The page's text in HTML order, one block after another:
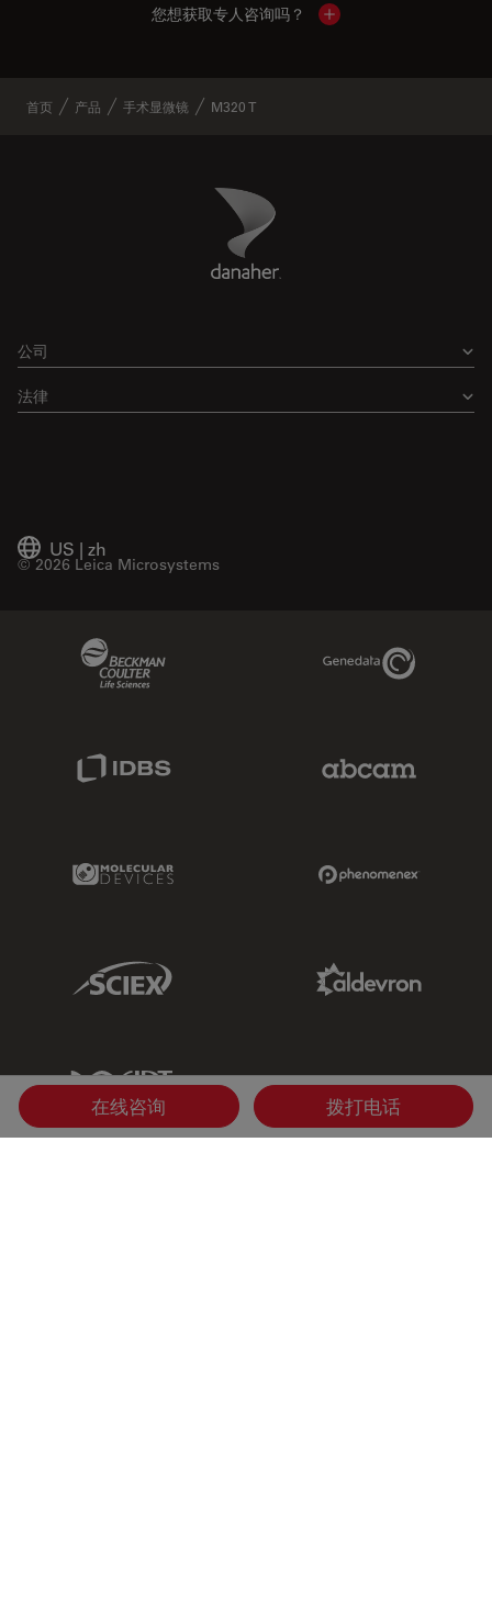
您想获取专人咨询吗？ Show local contacts
首页 产品 手术显微镜 M320 T
Danaher Logo
公司
法律
US | zh
© 2026 Leica Microsystems
Genedata Link
Molecular Devices Link
Sciex Link
IDT Link
在线咨询 拨打电话